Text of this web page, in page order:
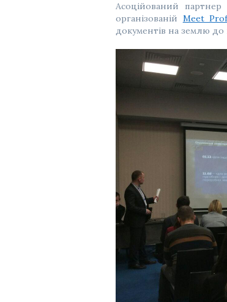
Асоційований
організованій Meet
документів на землю до